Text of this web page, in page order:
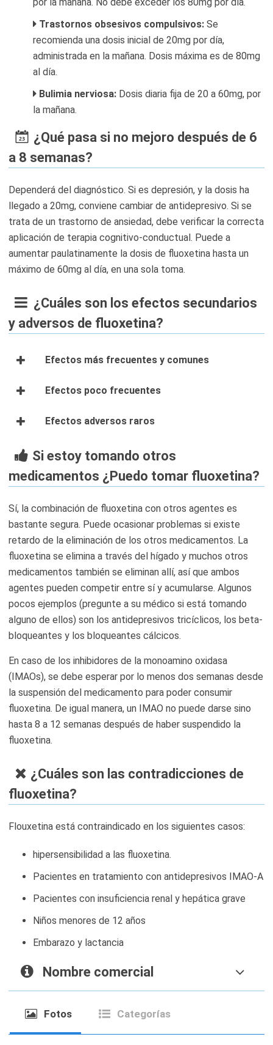
Trastornos obsesivos compulsivos: Se
recomienda una dosis inicial de 20mg por día,
administrada en la mañana. Dosis máxima es de 80mg
al día.
Bulimia nerviosa: Dosis diaria fija de 20 a 60mg, por
la mañana.
¿Qué pasa si no mejoro después de 6
a 8 semanas?
Dependerá del diagnóstico. Si es depresión, y la dosis ha
llegado a 20mg, conviene cambiar de antidepresivo. Si se
trata de un trastorno de ansiedad, debe verificar la correcta
aplicación de terapia cognitivo-conductual. Puede a
aumentar paulatinamente la dosis de fluoxetina hasta un
máximo de 60mg al día, en una sola toma.
¿Cuáles son los efectos secundarios
y adversos de fluoxetina?
Efectos más frecuentes y comunes
Efectos poco frecuentes
Efectos adversos raros
Si estoy tomando otros
medicamentos ¿Puedo tomar fluoxetina?
Sí, la combinación de fluoxetina con otros agentes es
bastante segura. Puede ocasionar problemas si existe
retardo de la eliminación de los otros medicamentos. La
fluoxetina se elimina a través del hígado y muchos otros
medicamentos también se eliminan allí, así que ambos
agentes pueden competir entre sí y acumularse. Algunos
pocos ejemplos (pregunte a su médico si está tomando
alguno de ellos) son los antidepresivos tricíclicos, los beta-
bloqueantes y los bloqueantes cálcicos.
En caso de los inhibidores de la monoamino oxidasa
(IMAOs), se debe esperar por lo menos dos semanas desde
la suspensión del medicamento para poder consumir
fluoxetina. De igual manera, un IMAO no puede darse sino
hasta 8 a 12 semanas después de haber suspendido la
fluoxetina.
¿Cuáles son las contradicciones de
fluoxetina?
Flouxetina está contraindicado en los siguientes casos:
hipersensibilidad a las fluoxetina.
Pacientes en tratamiento con antidepresivos IMAO-A
Pacientes con insuficiencia renal y hepática grave
Niños menores de 12 años
Embarazo y lactancia
Nombre comercial
Fotos Categorías